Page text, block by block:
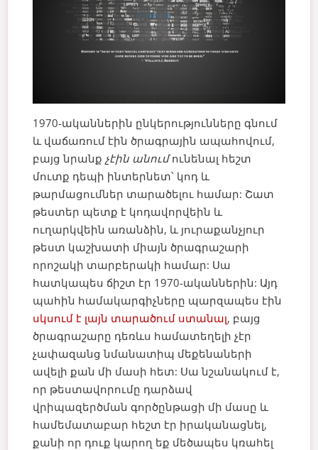
1970-ականներին ընկերությունները գնում
և վաճառում էին ծրագրային ապահովում,
բայց նրանք չէին անումունենալ հեշտ
մուտք դեպի ինտերնետ՝ կոդ և
թարմացումներ տարածելու համար: Շատ
թեստեր պետք է կոդավորվեին և
ուղարկվեին առանձին, և յուրաքանչյուր
թեստ կաշխատի միայն ծրագրաշարի
որոշակի տարբերակի համար: Սա
հատկապես ճիշտ էր 1970-ականներին: Այդ
պահին համակարգիչները պարզապես էին
սկսում է լայն տարածում ստանալ, բայց
ծրագրաշարը դեռևս համատեղելի չէր
չափազանց նմանատիպ մեքենաների
ավելի քան մի մասի հետ: Սա նշանակում է,
որ թեստավորումը դարձավ
վրիպազերծման գործընթացի մի մասը և
համեմատաբար հեշտ էր իրականացնել,
քանի որ դուք կարող եք մեծապես կռահել